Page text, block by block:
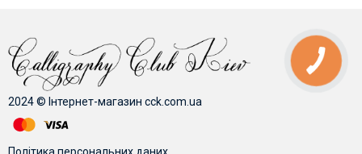
2024 © Інтернет-магазин cck.com.ua